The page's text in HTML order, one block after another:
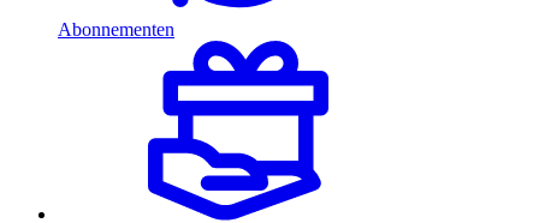
Abonnementen